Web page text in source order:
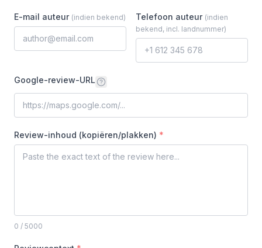
E-mail auteur (indien bekend) Telefoon auteur (indien
bekend, incl. landnummer)
Google-review-URL
Review-inhoud (kopiëren/plakken) *
0 / 5000